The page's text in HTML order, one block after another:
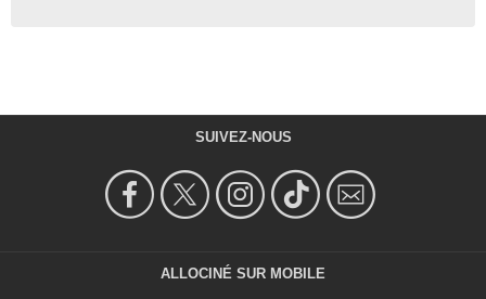
SUIVEZ-NOUS
ALLOCINÉ SUR MOBILE